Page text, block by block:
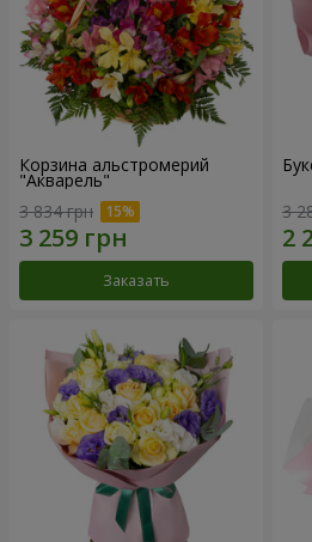
Корзина альстромерий
"Акварель"
3 834 грн
Заказать
3